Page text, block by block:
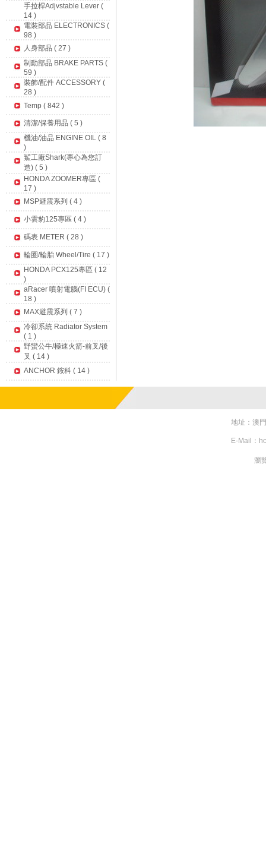
手拉桿Adjvstable Lever (
14 )
電裝部品 ELECTRONICS (
98 )
人身部品 ( 27 )
制動部品 BRAKE PARTS (
59 )
裝飾/配件 ACCESSORY (
28 )
Temp ( 842 )
清潔/保養用品 ( 5 )
機油/油品 ENGINE OIL ( 8
)
鯊工廠Shark(專心為您訂
造) ( 5 )
HONDA ZOOMER專區 (
17 )
MSP避震系列 ( 4 )
小雲豹125專區 ( 4 )
碼表 METER ( 28 )
輪圈/輪胎 Wheel/Tire ( 17 )
HONDA PCX125專區 ( 12
)
aRacer 噴射電腦(FI ECU) (
18 )
MAX避震系列 ( 7 )
冷卻系統 Radiator System
( 1 )
野蠻公牛/極速火箭-前叉/後
叉 ( 14 )
ANCHOR 銨科 ( 14 )
地址：澳
E-Mail：
瀏